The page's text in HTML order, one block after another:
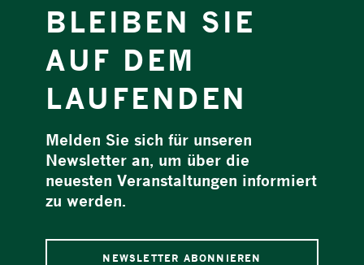
BLEIBEN SIE
AUF DEM
LAUFENDEN
Melden Sie sich für unseren
Newsletter an, um über die
neuesten Veranstaltungen informiert
zu werden.
NEWSLETTER ABONNIEREN